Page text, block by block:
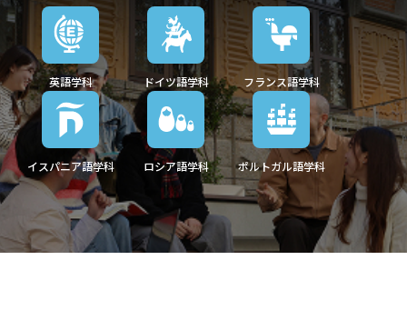
英語学科 ドイツ語学科 フランス語学科
イスパニア語学科 ロシア語学科 ポルトガル語学科